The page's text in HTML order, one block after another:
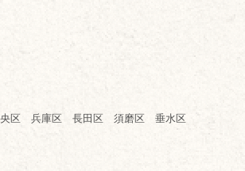
区 兵庫区 長田区 須磨区 垂水区